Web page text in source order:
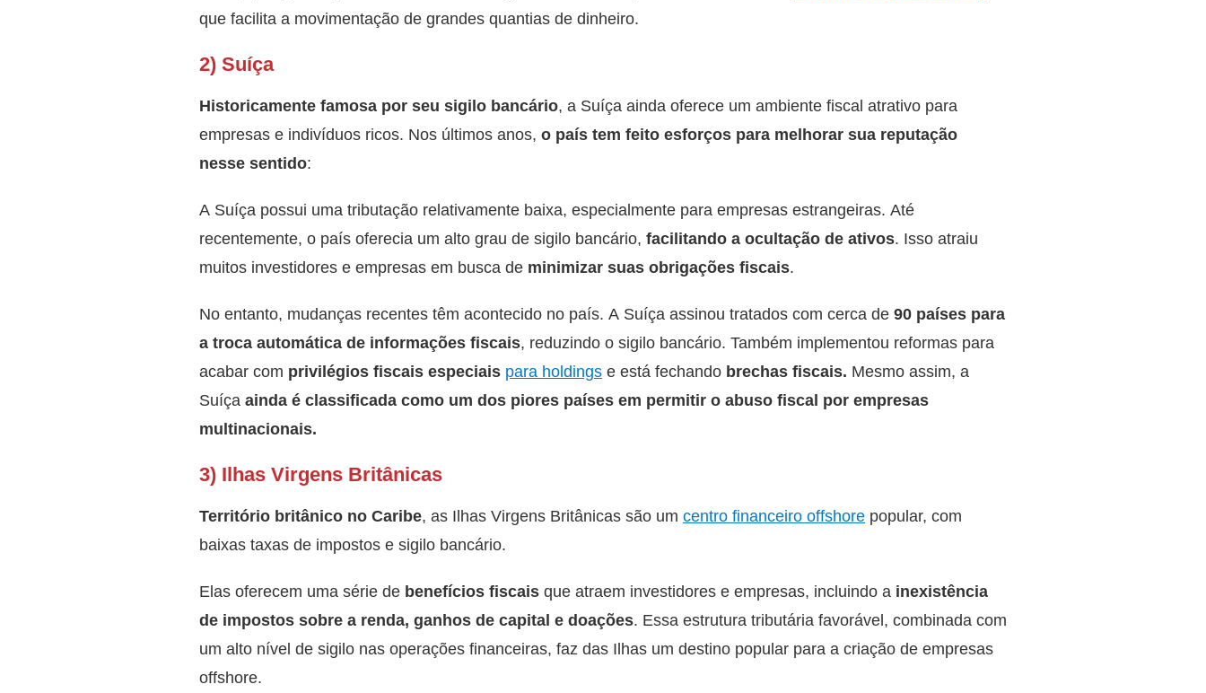
que facilita a movimentação de grandes quantias de dinheiro.
2) Suíça
Historicamente famosa por seu sigilo bancário, a Suíça ainda oferece um ambiente fiscal atrativo para
empresas e indivíduos ricos. Nos últimos anos, o país tem feito esforços para melhorar sua reputação
nesse sentido:
A Suíça possui uma tributação relativamente baixa, especialmente para empresas estrangeiras. Até
recentemente, o país oferecia um alto grau de sigilo bancário, facilitando a ocultação de ativos. Isso atraiu
muitos investidores e empresas em busca de minimizar suas obrigações fiscais.
No entanto, mudanças recentes têm acontecido no país. A Suíça assinou tratados com cerca de 90 países para
a troca automática de informações fiscais, reduzindo o sigilo bancário. Também implementou reformas para
acabar com privilégios fiscais especiais para holdings e está fechando brechas fiscais. Mesmo assim, a
Suíça ainda é classificada como um dos piores países em permitir o abuso fiscal por empresas
multinacionais.
3) Ilhas Virgens Britânicas
Território britânico no Caribe, as Ilhas Virgens Britânicas são um centro financeiro offshore popular, com
baixas taxas de impostos e sigilo bancário.
Elas oferecem uma série de benefícios fiscais que atraem investidores e empresas, incluindo a inexistência
de impostos sobre a renda, ganhos de capital e doações. Essa estrutura tributária favorável, combinada com
um alto nível de sigilo nas operações financeiras, faz das Ilhas um destino popular para a criação de empresas
offshore.